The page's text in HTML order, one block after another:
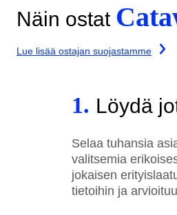
Näin ostat
Lue lisää ostajan suojastamme
1. Löydä
Selaa tuhansia
valitsemia
jokaisen
tietoihin ja